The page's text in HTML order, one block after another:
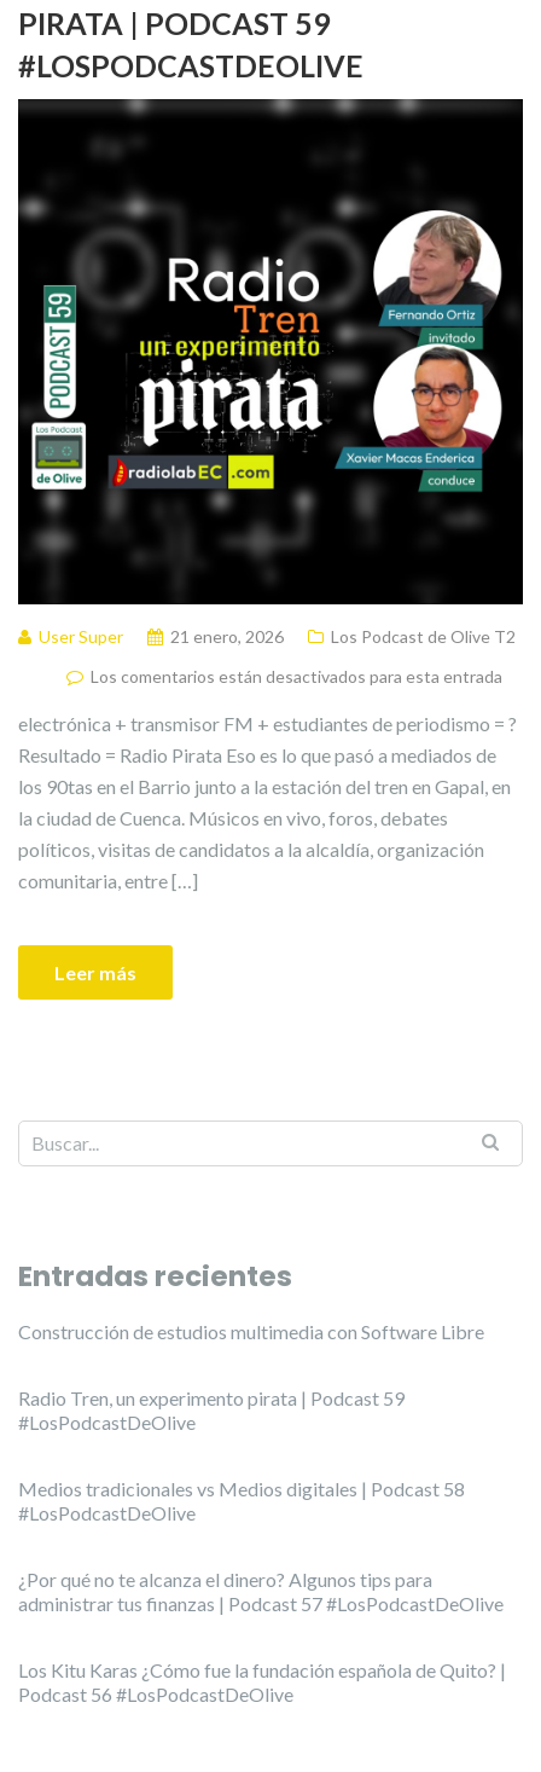
PIRATA | PODCAST 59
#LOSPODCASTDEOLIVE
User Super 21 enero, 2026
Los Podcast de Olive T2
Los comentarios están desactivados para esta entrada
electrónica + transmisor FM + estudiantes de periodismo = ?
Resultado = Radio Pirata Eso es lo que pasó a mediados de
los 90tas en el Barrio junto a la estación del tren en Gapal, en
la ciudad de Cuenca. Músicos en vivo, foros, debates
políticos, visitas de candidatos a la alcaldía, organización
comunitaria, entre […]
Leer más
Entradas recientes
Construcción de estudios multimedia con Software Libre
Radio Tren, un experimento pirata | Podcast 59
#LosPodcastDeOlive
Medios tradicionales vs Medios digitales | Podcast 58
#LosPodcastDeOlive
¿Por qué no te alcanza el dinero? Algunos tips para
administrar tus finanzas | Podcast 57 #LosPodcastDeOlive
Los Kitu Karas ¿Cómo fue la fundación española de Quito? |
Podcast 56 #LosPodcastDeOlive